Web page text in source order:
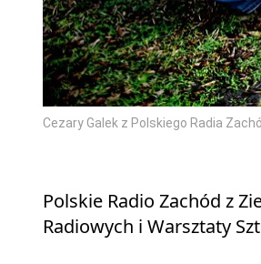
Cezary Galek z Polskiego Radia
Polskie Radio Zachód z
Radiowych i Warsztaty